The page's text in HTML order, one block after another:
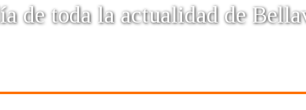
de toda la actualidad de